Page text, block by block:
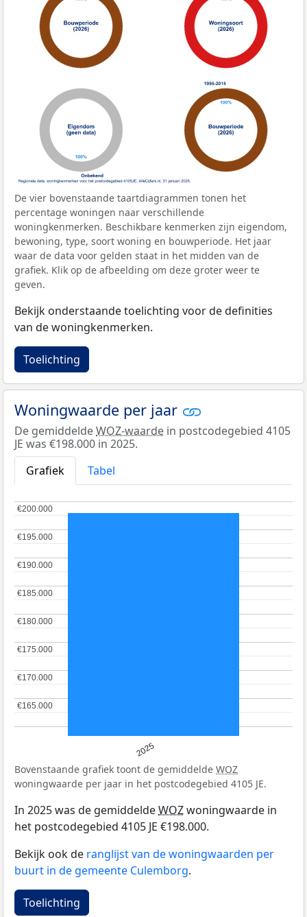
De vier bovenstaande taartdiagrammen tonen het
percentage woningen naar verschillende
woningkenmerken. Beschikbare kenmerken zijn eigendom,
bewoning, type, soort woning en bouwperiode. Het jaar
waar de data voor gelden staat in het midden van de
grafiek. Klik op de afbeelding om deze groter weer te
geven.
Bekijk onderstaande toelichting voor de definities
van de woningkenmerken.
Toelichting
Woningwaarde per jaar
De gemiddeldeWOZ-waarde in postcodegebied 4105
JE was €198.000 in 2025.
Grafiek
Tabel
2025
€165.000
€165.000
€170.000
€170.000
€175.000
€175.000
€180.000
€180.000
€185.000
€185.000
€190.000
€190.000
€195.000
€195.000
€200.000
€200.000
Bovenstaande grafiek toont de gemiddelde WOZ
woningwaarde per jaar in het postcodegebied 4105 JE.
In 2025 was de gemiddeldeWOZwoningwaarde in
het postcodegebied 4105 JE €198.000.
Bekijk ook de ranglijst van de woningwaarden per
buurt in de gemeente Culemborg.
Toelichting